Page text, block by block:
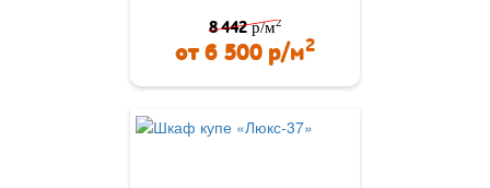
8 442р/м2
от6 500 р/м2